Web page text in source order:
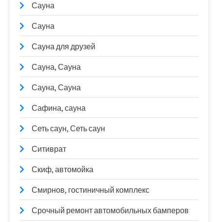
Сауна
Сауна
Сауна для друзей
Сауна, Сауна
Сауна, Сауна
Сафина, сауна
Сеть саун, Сеть саун
Ситиврат
Скиф, автомойка
Смирнов, гостиничный комплекс
Срочный ремонт автомобильных бамперов